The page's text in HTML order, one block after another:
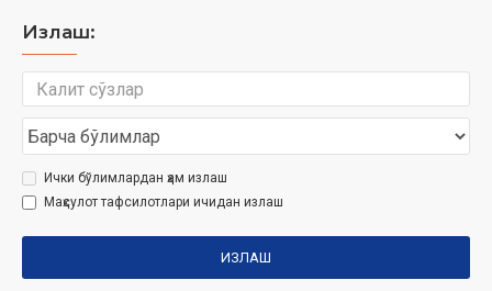
Излаш:
Ички бўлимлардан ҳам излаш
Маҳсулот тафсилотлари ичидан излаш
ИЗЛАШ